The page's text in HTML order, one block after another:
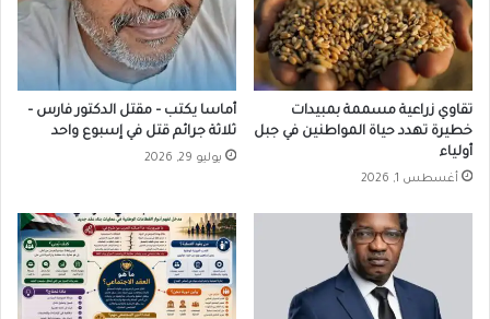
تقاوي زراعية مسممة بمبيدات
خطيرة تهدد حياة المواطنين في جبل
أولياء
أغسطس 1, 2026
أماسا يكتب – مقتل الدكتور فارس –
ثلاثة جرائم قتل في إسبوع واحد
يوليو 29, 2026